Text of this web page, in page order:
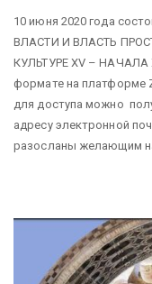
10 июня 2020 года
ВЛАСТИ И ВЛАСТЬ
КУЛЬТУРЕ XV – НАЧАЛА
формате на платформе
для доступа можно
адресу электронной
разосланы желающим